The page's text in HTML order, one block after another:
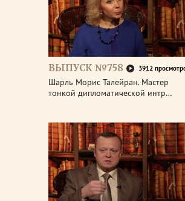
ВЫПУСК №758 3912
Шарль Морис Талейран. Мастер
тонкой дипломатической интр…